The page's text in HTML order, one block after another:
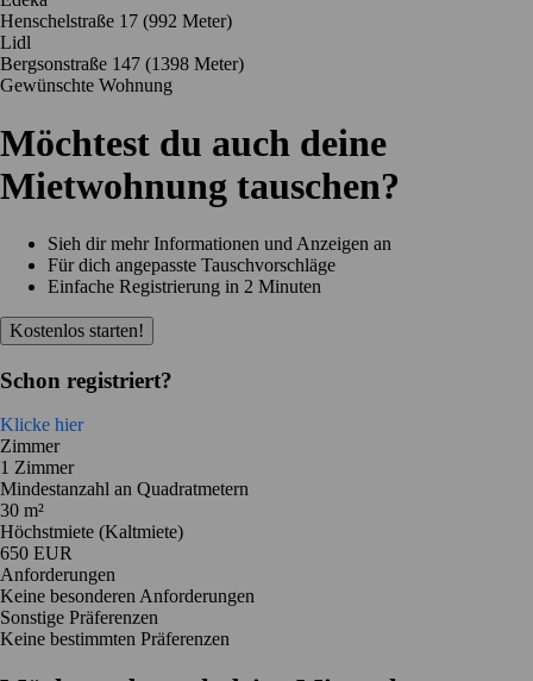
Henschelstraße 17 (992 Meter)
Lidl
Bergsonstraße 147 (1398 Meter)
Gewünschte Wohnung
Möchtest du auch deine
Mietwohnung tauschen?
Sieh dir mehr Informationen und Anzeigen an
Für dich angepasste Tauschvorschläge
Einfache Registrierung in 2 Minuten
Kostenlos starten!
Schon registriert?
Klicke hier
Zimmer
1 Zimmer
Mindestanzahl an Quadratmetern
30 m²
Höchstmiete (Kaltmiete)
650 EUR
Anforderungen
Keine besonderen Anforderungen
Sonstige Präferenzen
Keine bestimmten Präferenzen